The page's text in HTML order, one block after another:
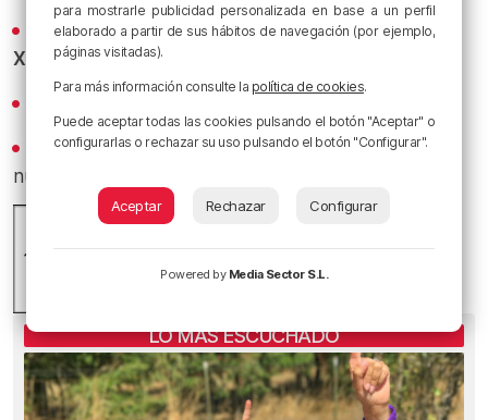
Los titulares y los bacalaos del Athletic al minuto en
X
Recibe las actualizaciones de nuestra programación y
nuestras noticias en nuestro
LO MÁS ESCUCHADO
para mostrarle publicidad personalizada en base a un perfil
elaborado a partir de sus hábitos de navegación (por ejemplo,
páginas visitadas).
Para más información consulte la política de cookies.
Puede aceptar todas las cookies pulsando el botón "Aceptar" o
configurarlas o rechazar su uso pulsando el botón "Configurar".
Aceptar Rechazar Configurar
Powered by Media Sector S.L.